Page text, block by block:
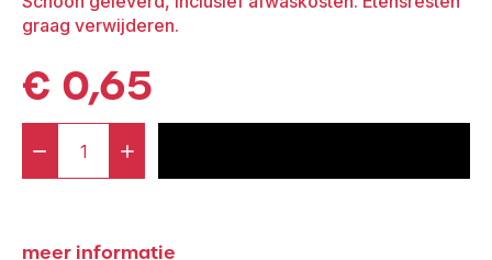
graag verwijderen.
€ 0,65
-
Villeroy
+
meer informatie